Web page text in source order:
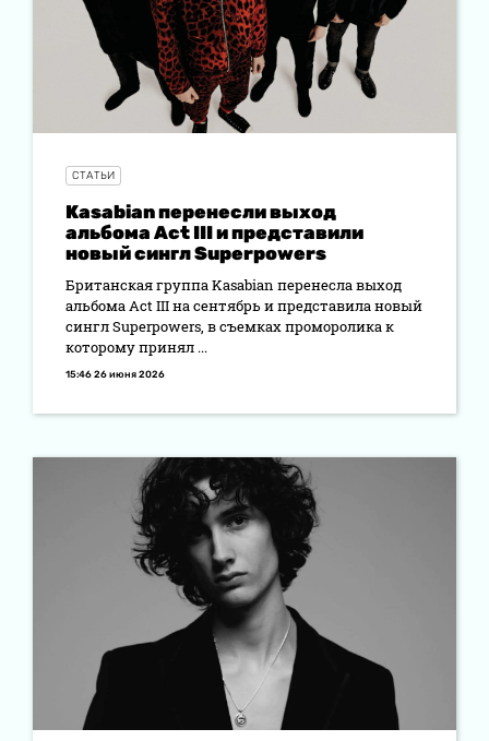
СТАТЬИ
Kasabian перенесли выход
альбома Act III и представили
новый сингл Superpowers
Британская группа Kasabian перенесла выход
альбома Act III на сентябрь и представила новый
сингл Superpowers, в съемках проморолика к
которому принял ...
15:46 26 июня 2026